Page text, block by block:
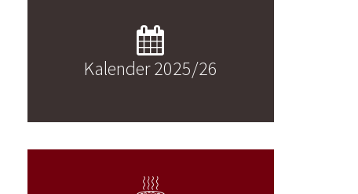
Kalender 2025/26